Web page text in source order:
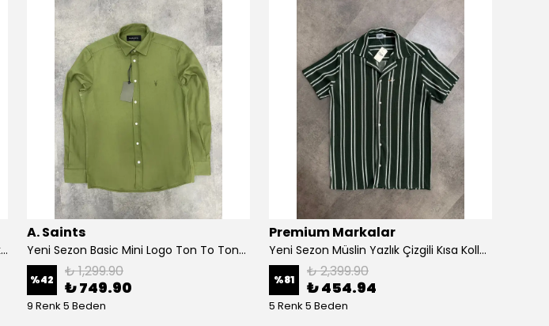
Yeni Sezon Mevsimlik Gabardin Gömlek/Ceket
A. Saints
Yeni Sezon Basic Mini Logo Ton To Tone Gabardin Gömlek
%42 ₺ 1,299.90
₺ 749.90
9 Renk 5 Beden
Premium Markalar
Yeni Sezon Müslin Yazlık Çizgili Kısa Kollu Gömlek
%81 ₺ 2,399.90
₺ 454.94
5 Renk 5 Beden